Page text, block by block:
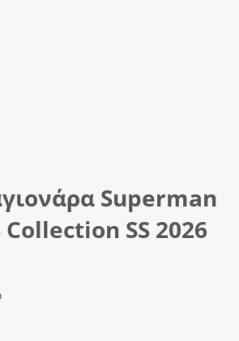
Superman
Collection SS 2026